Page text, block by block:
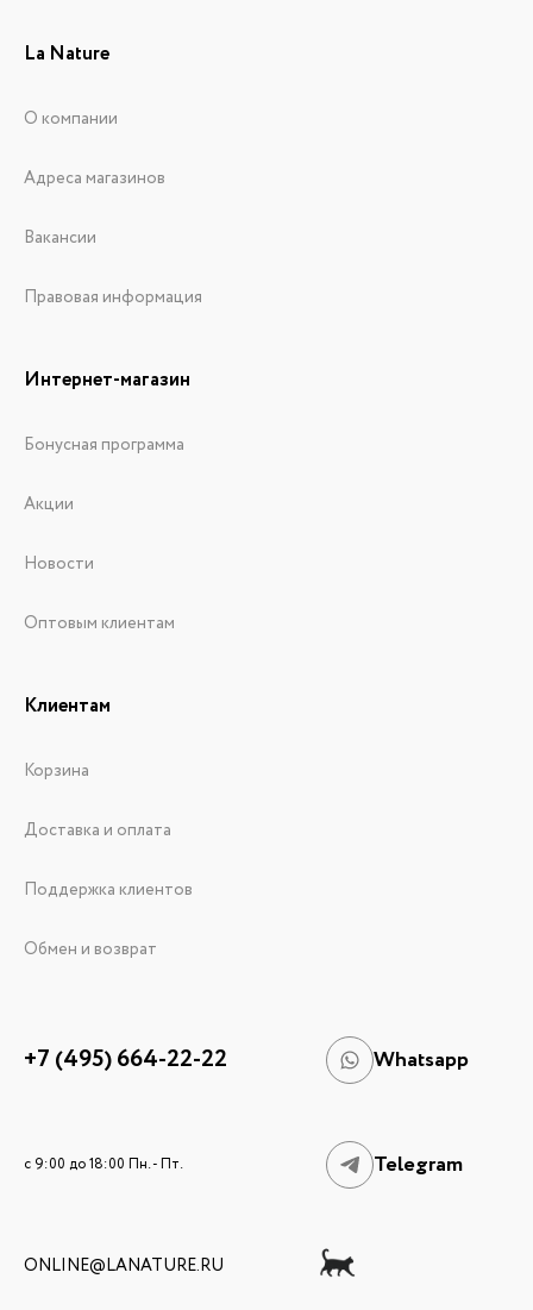
La Nature
О компании
Адреса магазинов
Вакансии
Правовая информация
Интернет-магазин
Бонусная программа
Акции
Новости
Оптовым клиентам
Клиентам
Корзина
Доставка и оплата
Поддержка клиентов
Обмен и возврат
+7 (495) 664-22-22 Whatsapp
c 9:00 до 18:00 Пн. - Пт. Telegram
ONLINE@LANATURE.RU